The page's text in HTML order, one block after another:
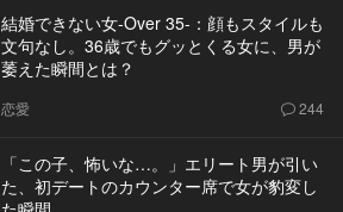
結婚できない女-Over 35-：顔もスタイルも
文句なし。36歳でもグッとくる女に、男が
萎えた瞬間とは？
恋愛 244
「この子、怖いな…。」エリート男が引い
た、初デートのカウンター席で女が豹変し